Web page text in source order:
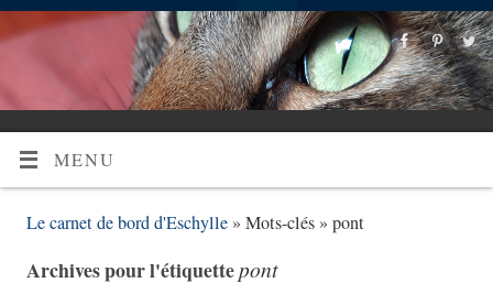
MENU
Le carnet de bord d'Eschylle » Mots-clés » pont
Archives pour l'étiquettepont